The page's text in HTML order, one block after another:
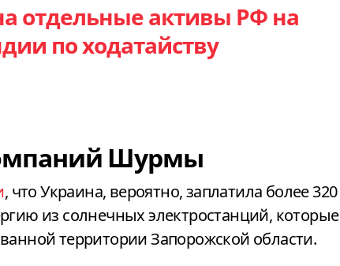
отдельные активы РФ на
по ходатайству
Шурмы
, что Украина, вероятно, заплатила более 320
из солнечных электростанций, которые
территории Запорожской области.